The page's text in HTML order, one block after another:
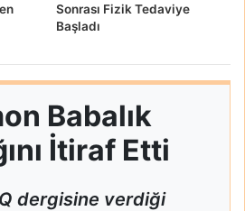
Sonrası Fizik Tedaviye
Başladı
Babalık
İtiraf Etti
dergisine verdiği